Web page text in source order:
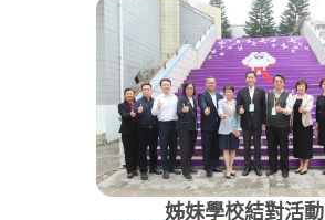
姊妹學校結對活動